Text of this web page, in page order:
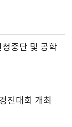
중단 및 공학
진대회 개최